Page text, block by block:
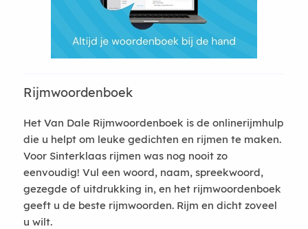
Rijmwoordenboek
Het Van Dale Rijmwoordenboek is de onlinerijmhulp
die u helpt om leuke gedichten en rijmen te maken.
Voor Sinterklaas rijmen was nog nooit zo
eenvoudig! Vul een woord, naam, spreekwoord,
gezegde of uitdrukking in, en het rijmwoordenboek
geeft u de beste rijmwoorden. Rijm en dicht zoveel
u wilt.